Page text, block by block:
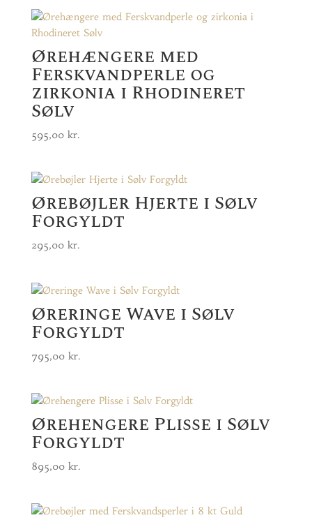
Ørehængere med
Ferskvandperle og
zirkonia i Rhodineret
Sølv
595,00 kr.
Ørebøjler Hjerte i Sølv
Forgyldt
295,00 kr.
Øreringe Wave i Sølv
Forgyldt
795,00 kr.
Ørehengere Plisse i Sølv
Forgyldt
895,00 kr.